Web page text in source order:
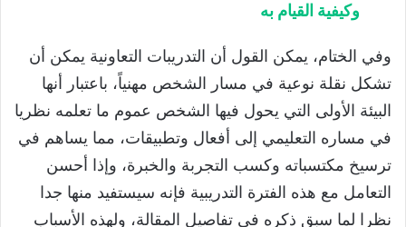
وكيفية القيام به
وفي الختام، يمكن القول أن التدريبات التعاونية يمكن أن
تشكل نقلة نوعية في مسار الشخص مهنياً، باعتبار أنها
البيئة الأولى التي يحول فيها الشخص عموم ما تعلمه نظريا
في مساره التعليمي إلى أفعال وتطبيقات، مما يساهم في
ترسيخ مكتسباته وكسب التجربة والخبرة، وإذا أحسن
التعامل مع هذه الفترة التدريبية فإنه سيستفيد منها جدا
نظرا لما سبق ذكره في تفاصيل المقالة، ولهذه الأسباب